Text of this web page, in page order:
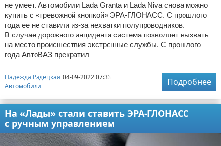
не умеет. Автомобили Lada Granta и Lada Niva снова можно
купить с «тревожной кнопкой» ЭРА-ГЛОНАСС. С прошлого
года ее не ставили из-за нехватки полупроводников.
В случае дорожного инцидента система позволяет вызвать
на место происшествия экстренные службы. С прошлого
года АвтоВАЗ прекратил
Надежда Радецкая 04-09-2022 07:33
Автомобили
Подробнее
На «Лады» стали ставить ЭРА-ГЛОНАСС
с ручным управлением